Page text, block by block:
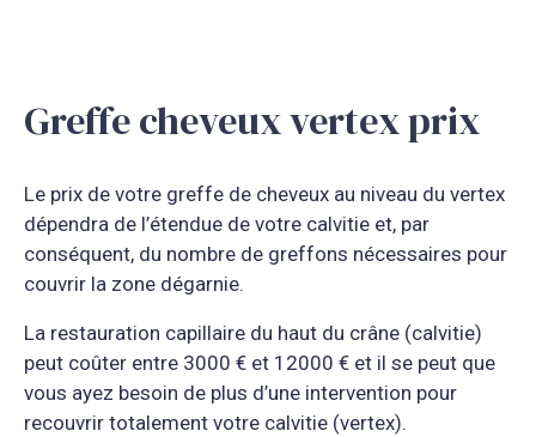
Greffe cheveux vertex prix
Le prix de votre greffe de cheveux au niveau du vertex
dépendra de l’étendue de votre calvitie et, par
conséquent, du nombre de greffons nécessaires pour
couvrir la zone dégarnie.
La restauration capillaire du haut du crâne (calvitie)
peut coûter entre 3000 € et 12000 € et il se peut que
vous ayez besoin de plus d’une intervention pour
recouvrir totalement votre calvitie (vertex).